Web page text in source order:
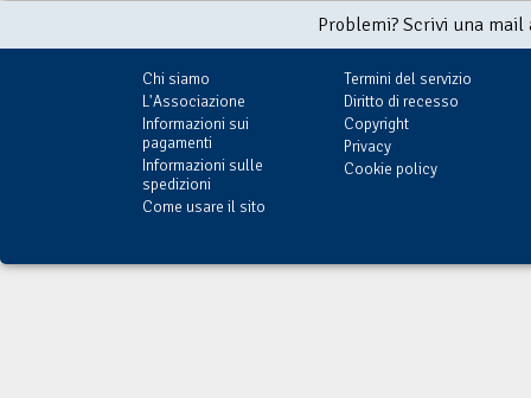
Problemi? Scrivi una
Chi siamo
L'Associazione
Informazioni sui
pagamenti
Informazioni sulle
spedizioni
Come usare il sito
Termini del servizio
Diritto di recesso
Copyright
Privacy
Cookie policy